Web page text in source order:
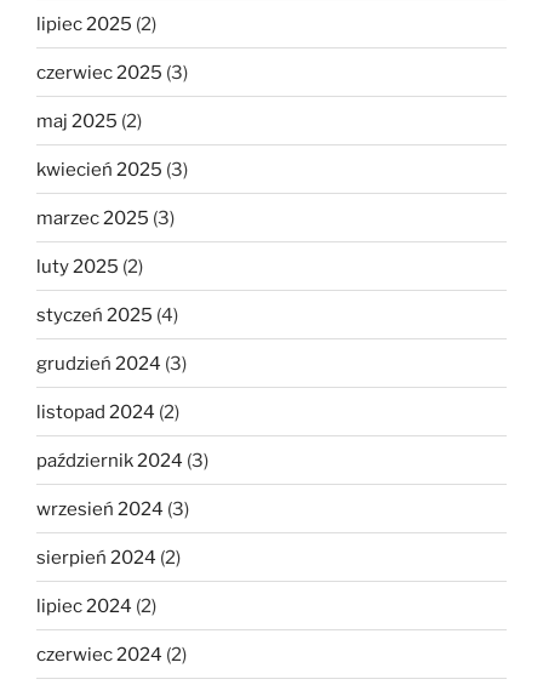
lipiec 2025 (2)
czerwiec 2025 (3)
maj 2025 (2)
kwiecień 2025 (3)
marzec 2025 (3)
luty 2025 (2)
styczeń 2025 (4)
grudzień 2024 (3)
listopad 2024 (2)
październik 2024 (3)
wrzesień 2024 (3)
sierpień 2024 (2)
lipiec 2024 (2)
czerwiec 2024 (2)